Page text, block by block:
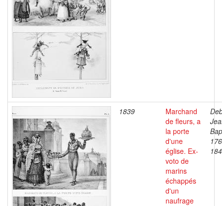
1839
Marchand
de fleurs, a
la porte
d'une
église. Ex-
voto de
marins
échappés
d'un
naufrage